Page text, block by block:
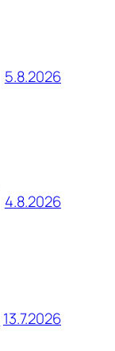
5.8.2026
4.8.2026
13.7.2026